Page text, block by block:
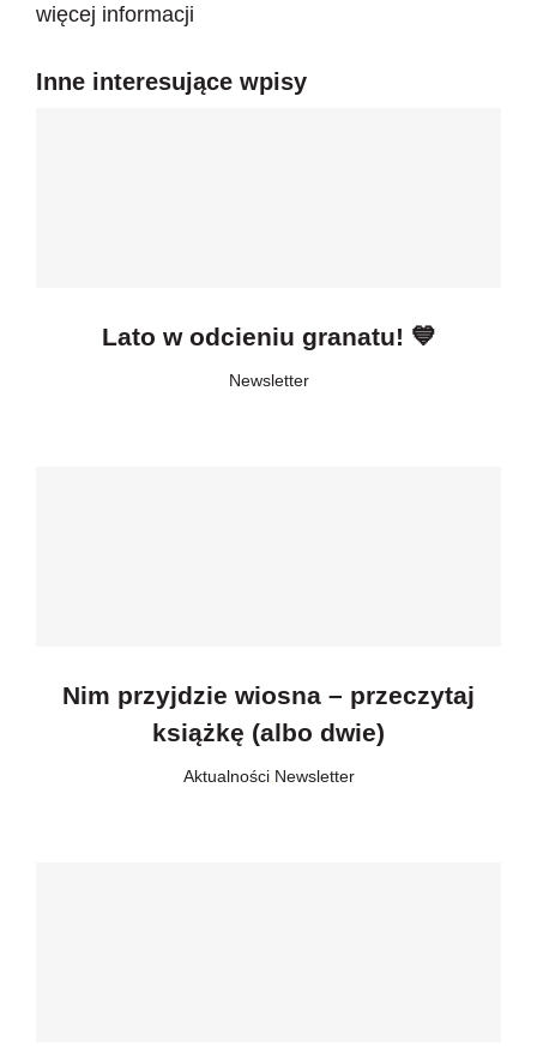
więcej informacji
Inne interesujące wpisy
Lato w odcieniu granatu! 💙
Newsletter
Nim przyjdzie wiosna – przeczytaj
książkę (albo dwie)
Aktualności, Newsletter